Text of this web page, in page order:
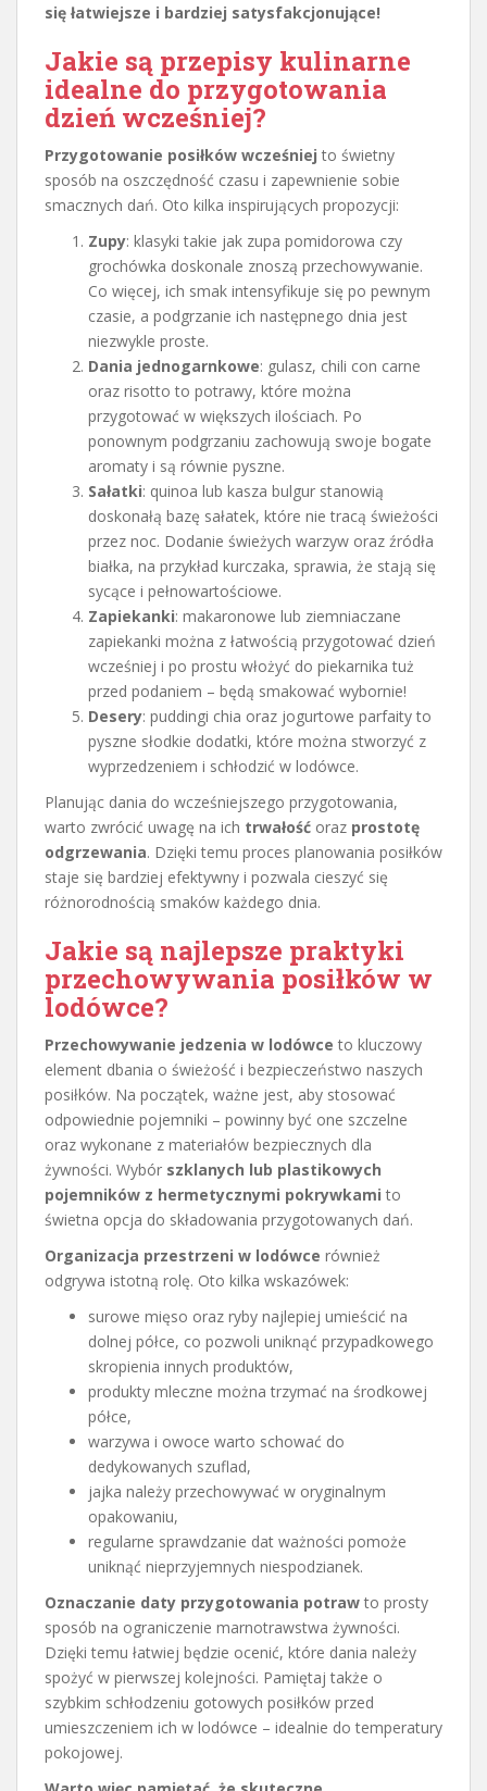
się łatwiejsze i bardziej satysfakcjonujące!
Jakie są przepisy kulinarne
idealne do przygotowania
dzień wcześniej?
Przygotowanie posiłków wcześniej to świetny
sposób na oszczędność czasu i zapewnienie sobie
smacznych dań. Oto kilka inspirujących propozycji:
Zupy: klasyki takie jak zupa pomidorowa czy
grochówka doskonale znoszą przechowywanie.
Co więcej, ich smak intensyfikuje się po pewnym
czasie, a podgrzanie ich następnego dnia jest
niezwykle proste.
Dania jednogarnkowe: gulasz, chili con carne
oraz risotto to potrawy, które można
przygotować w większych ilościach. Po
ponownym podgrzaniu zachowują swoje bogate
aromaty i są równie pyszne.
Sałatki: quinoa lub kasza bulgur stanowią
doskonałą bazę sałatek, które nie tracą świeżości
przez noc. Dodanie świeżych warzyw oraz źródła
białka, na przykład kurczaka, sprawia, że stają się
sycące i pełnowartościowe.
Zapiekanki: makaronowe lub ziemniaczane
zapiekanki można z łatwością przygotować dzień
wcześniej i po prostu włożyć do piekarnika tuż
przed podaniem – będą smakować wybornie!
Desery: puddingi chia oraz jogurtowe parfaity to
pyszne słodkie dodatki, które można stworzyć z
wyprzedzeniem i schłodzić w lodówce.
Planując dania do wcześniejszego przygotowania,
warto zwrócić uwagę na ich trwałość oraz prostotę
odgrzewania. Dzięki temu proces planowania posiłków
staje się bardziej efektywny i pozwala cieszyć się
różnorodnością smaków każdego dnia.
Jakie są najlepsze praktyki
przechowywania posiłków w
lodówce?
Przechowywanie jedzenia w lodówce to kluczowy
element dbania o świeżość i bezpieczeństwo naszych
posiłków. Na początek, ważne jest, aby stosować
odpowiednie pojemniki – powinny być one szczelne
oraz wykonane z materiałów bezpiecznych dla
żywności. Wybór szklanych lub plastikowych
pojemników z hermetycznymi pokrywkami to
świetna opcja do składowania przygotowanych dań.
Organizacja przestrzeni w lodówce również
odgrywa istotną rolę. Oto kilka wskazówek:
surowe mięso oraz ryby najlepiej umieścić na
dolnej półce, co pozwoli uniknąć przypadkowego
skropienia innych produktów,
produkty mleczne można trzymać na środkowej
półce,
warzywa i owoce warto schować do
dedykowanych szuflad,
jajka należy przechowywać w oryginalnym
opakowaniu,
regularne sprawdzanie dat ważności pomoże
uniknąć nieprzyjemnych niespodzianek.
Oznaczanie daty przygotowania potraw to prosty
sposób na ograniczenie marnotrawstwa żywności.
Dzięki temu łatwiej będzie ocenić, które dania należy
spożyć w pierwszej kolejności. Pamiętaj także o
szybkim schłodzeniu gotowych posiłków przed
umieszczeniem ich w lodówce – idealnie do temperatury
pokojowej.